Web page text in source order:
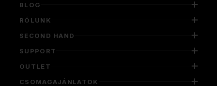
BLOG
RÓLUNK
SECOND HAND
SUPPORT
OUTLET
CSOMAGAJÁNLATOK